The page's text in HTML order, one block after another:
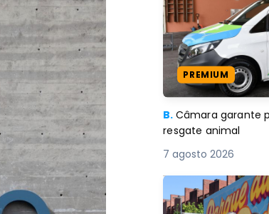
PREMIUM
B. Câmara garante
resgate animal
7 agosto 2026